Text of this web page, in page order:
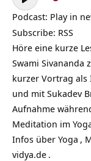
Player
Podcast: Play in
Subscribe: RSS
Höre eine kurze
Swami Sivananda
kurzer Vortrag
und mit Sukadev
Aufnahme
Meditation im
Infos über Yoga ,
vidya.de .